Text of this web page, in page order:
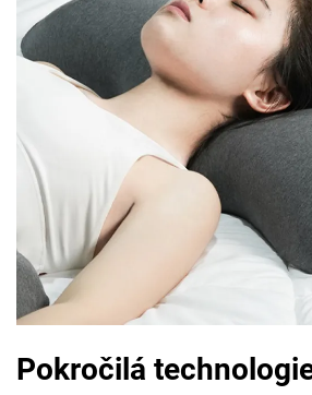
Pokročilá